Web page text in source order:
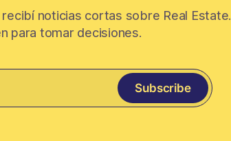
noticias cortas sobre Real Estate.
para tomar decisiones.
Subscribe